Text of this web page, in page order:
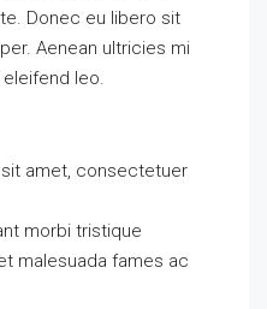
Donec eu libero sit
Aenean ultricies mi
leo.
amet, consectetuer
morbi tristique
malesuada fames ac